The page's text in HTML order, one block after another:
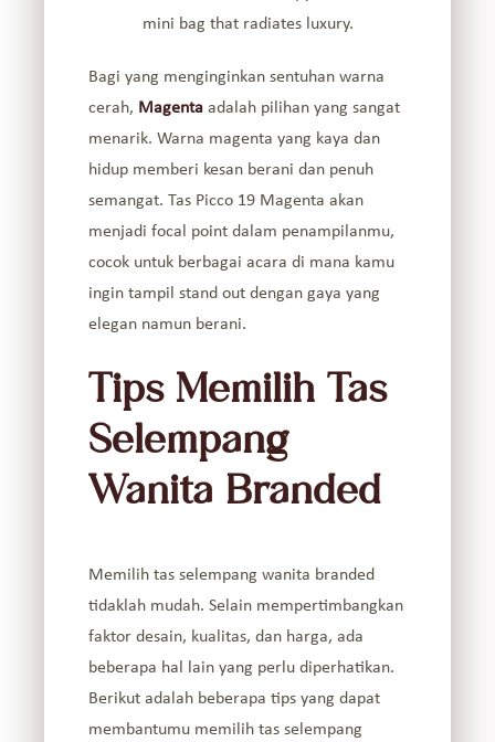
mini bag that radiates luxury.
Bagi yang menginginkan sentuhan warna
cerah, Magenta adalah pilihan yang sangat
menarik. Warna magenta yang kaya dan
hidup memberi kesan berani dan penuh
semangat. Tas Picco 19 Magenta akan
menjadi focal point dalam penampilanmu,
cocok untuk berbagai acara di mana kamu
ingin tampil stand out dengan gaya yang
elegan namun berani.
Tips Memilih Tas
Selempang
Wanita Branded
Memilih tas selempang wanita branded
tidaklah mudah. Selain mempertimbangkan
faktor desain, kualitas, dan harga, ada
beberapa hal lain yang perlu diperhatikan.
Berikut adalah beberapa tips yang dapat
membantumu memilih tas selempang